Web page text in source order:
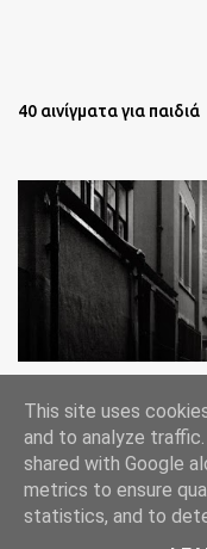
40 αινίγματα για παιδιά
Lee Jeffries
This site uses
and to analyze
shared with Google
metrics to ensure
statistics, and to